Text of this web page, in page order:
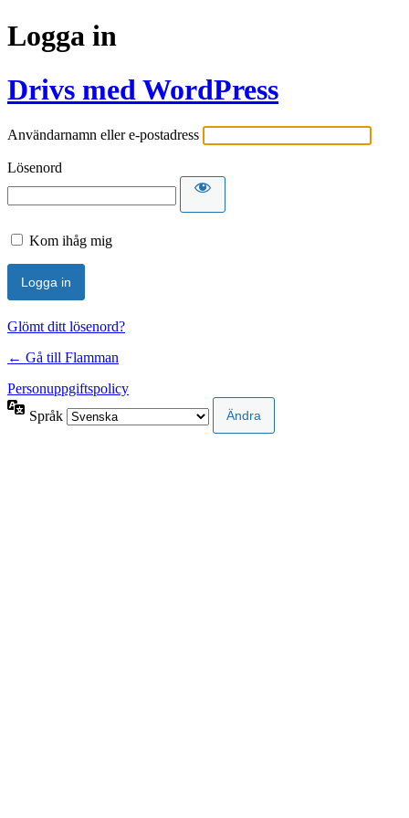
Logga in
Drivs med WordPress
Användarnamn eller e-postadress
Lösenord
Kom ihåg mig
Glömt ditt lösenord?
← Gå till Flamman
Personuppgiftspolicy
Språk